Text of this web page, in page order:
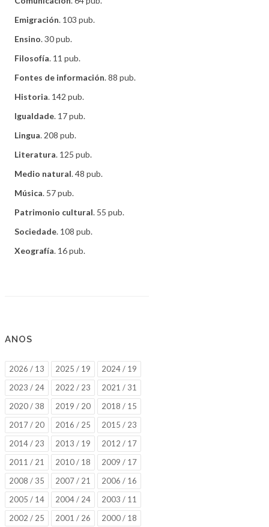
Emigración. 103 pub.
Ensino. 30 pub.
Filosofía. 11 pub.
Fontes de información. 88 pub.
Historia. 142 pub.
Igualdade. 17 pub.
Lingua. 208 pub.
Literatura. 125 pub.
Medio natural. 48 pub.
Música. 57 pub.
Patrimonio cultural. 55 pub.
Sociedade. 108 pub.
Xeografía. 16 pub.
ANOS
2026 / 13 2025 / 19
2024 / 19
2023 / 24
2022 / 23
2021 / 31
2020 / 38
2019 / 20
2018 / 15
2017 / 20
2016 / 25
2015 / 23
2014 / 23
2013 / 19
2012 / 17
2011 / 21
2010 / 18
2009 / 17
2008 / 35
2007 / 21
2006 / 16
2005 / 14
2004 / 24
2003 / 11
2002 / 25
2001 / 26
2000 / 18